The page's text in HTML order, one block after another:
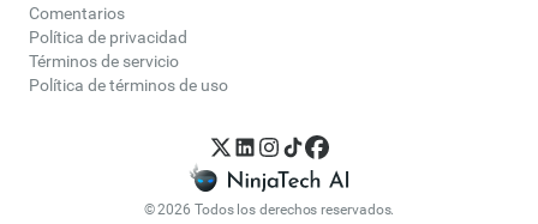
Comentarios
Política de privacidad
Términos de servicio
Política de términos de uso
© 2026 Todos los derechos reservados.